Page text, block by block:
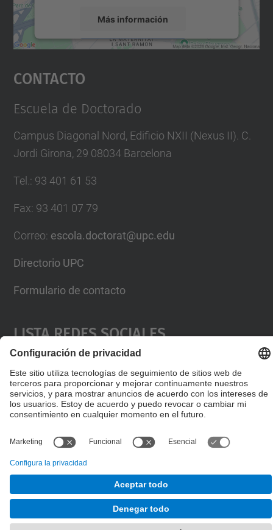
Más información
Aceptar
powered by
Contacto
Escuela de Doctorado
Campus Diagonal Nord, Edificio NXII (Nexus II). C.
Jordi Girona, 29 08034 Barcelona
Tel.: 93 401 61 53
Fax: 93 401 07 79
Correo: escola.doctorat@upc.edu
Directorio UPC
Formulario de contacto
Lista Redes Sociales
Escuela de Doctorado
Mapa del Sitio
Aviso legal
Configuración de privacidad